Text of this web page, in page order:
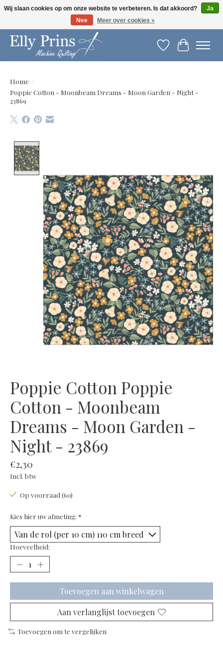
Let op: gewijzigde openingstijden!
Verlanglijst
Home /
Poppie Cotton - Moonbeam Dreams - Moon Garden - Night -
23869
Poppie Cotton Poppie
Cotton - Moonbeam
Dreams - Moon Garden -
Night - 23869
€2,30
Incl. btw
Op voorraad (60)
Kies hier uw afmeting: *
Hoeveelheid:
Toevoegen aan winkelwagen
Aan verlanglijst toevoegen
Toevoegen om te vergelijken
Wij slaan cookies op om onze website te verbeteren. Is dat akkoord?
Ja
Nee
Meer over cookies »